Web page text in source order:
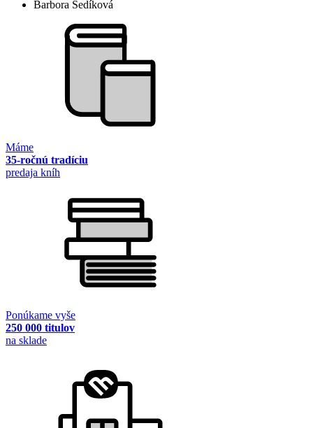
Barbora Šedíková
Máme
35-ročnú tradíciu
predaja kníh
Ponúkame vyše
250 000 titulov
na sklade